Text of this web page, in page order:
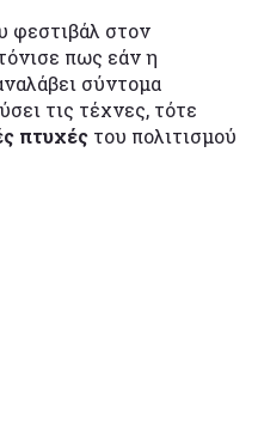
φεστιβάλ στον
πως εάν η
σύντομα
τις τέχνες, τότε
πτυχές του πολιτισμού